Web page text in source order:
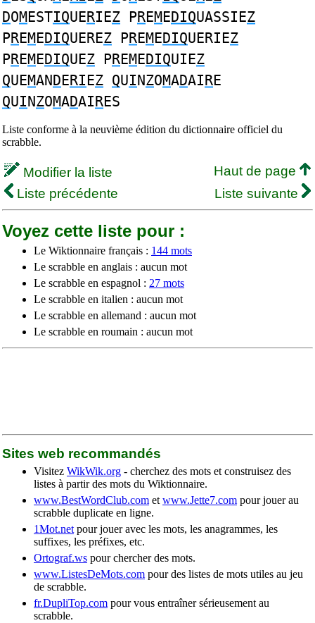
DOMESTIQUERIEZ PREMEDIQUASSIEZ
PREMEDIQUEREZ PREMEDIQUERIEZ
PREMEDIQUEZ PREMEDIQUIEZ
QUEMANDERIEZ QUINZOMADAIRE
QUINZOMADAIRES
Liste conforme à la neuvième édition du dictionnaire officiel du
scrabble.
Modifier la liste
Haut de page
Liste précédente
Liste suivante
Voyez cette liste pour :
Le Wiktionnaire français : 144 mots
Le scrabble en anglais : aucun mot
Le scrabble en espagnol : 27 mots
Le scrabble en italien : aucun mot
Le scrabble en allemand : aucun mot
Le scrabble en roumain : aucun mot
Sites web recommandés
Visitez WikWik.org - cherchez des mots et construisez des
listes à partir des mots du Wiktionnaire.
www.BestWordClub.com et www.Jette7.com pour jouer au
scrabble duplicate en ligne.
1Mot.net pour jouer avec les mots, les anagrammes, les
suffixes, les préfixes, etc.
Ortograf.ws pour chercher des mots.
www.ListesDeMots.com pour des listes de mots utiles au jeu
de scrabble.
fr.DupliTop.com pour vous entraîner sérieusement au
scrabble.